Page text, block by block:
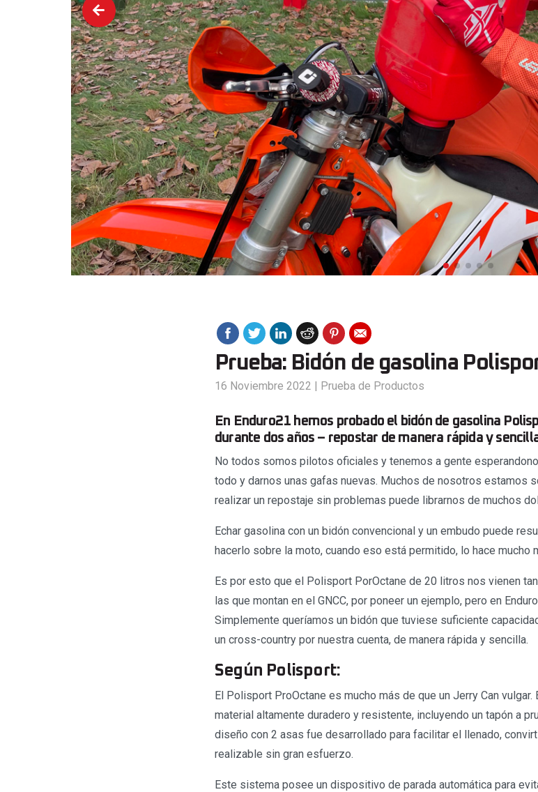
Prueba: Bidón de gasolina
16 Noviembre 2022 | Prueba de Productos
En Enduro21 hemos probado el bidón de gasolina
durante dos años – repostar de manera rápida y
No todos somos pilotos oficiales y tenemos a gente
todo y darnos unas gafas nuevas. Muchos de nosotros estamos
realizar un repostaje sin problemas puede librarnos de muchos
Echar gasolina con un bidón convencional y un embudo puede
hacerlo sobre la moto, cuando eso está permitido, lo hace mucho
Es por esto que el Polisport PorOctane de 20 litros nos vienen
las que montan en el GNCC, por poneer un ejemplo, pero en
Simplemente queríamos un bidón que tuviese suficiente
un cross-country por nuestra cuenta, de manera rápida y sencilla.
Según Polisport:
El Polisport ProOctane es mucho más de que un Jerry Can
material altamente duradero y resistente, incluyendo un tapón a
diseño con 2 asas fue desarrollado para facilitar el llenado,
realizable sin gran esfuerzo.
Este sistema posee un dispositivo de parada automática para